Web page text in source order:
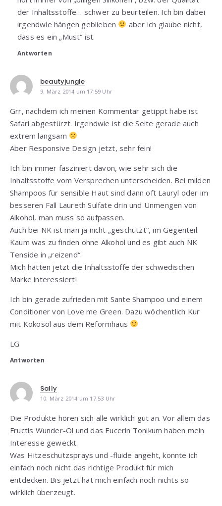
der Inhaltsstoffe… schwer zu beurteilen. Ich bin dabei
irgendwie hängen geblieben
aber ich glaube nicht,
dass es ein „Must“ ist.
Antworten
beautyjungle
9. März 2014 um 17:59 Uhr
Grr, nachdem ich meinen Kommentar getippt habe ist
Safari abgestürzt. Irgendwie ist die Seite gerade auch
extrem langsam
Aber Responsive Design jetzt, sehr fein!
Ich bin immer fasziniert davon, wie sehr sich die
Inhaltsstoffe vom Versprechen unterscheiden. Bei milden
Shampoos für sensible Haut sind dann oft Lauryl oder im
besseren Fall Laureth Sulfate drin und Unmengen von
Alkohol, man muss so aufpassen.
Auch bei NK ist man ja nicht „geschützt“, im Gegenteil.
Kaum was zu finden ohne Alkohol und es gibt auch NK
Tenside in „reizend“.
Mich hätten jetzt die Inhaltsstoffe der schwedischen
Marke interessiert!
Ich bin gerade zufrieden mit Sante Shampoo und einem
Conditioner von Love me Green. Dazu wöchentlich Kur
mit Kokosöl aus dem Reformhaus
LG
Antworten
Sally
10. März 2014 um 17:53 Uhr
Die Produkte hören sich alle wirklich gut an. Vor allem das
Fructis Wunder-Öl und das Eucerin Tonikum haben mein
Interesse geweckt.
Was Hitzeschutzsprays und -fluide angeht, konnte ich
einfach noch nicht das richtige Produkt für mich
entdecken. Bis jetzt hat mich einfach noch nichts so
wirklich überzeugt.